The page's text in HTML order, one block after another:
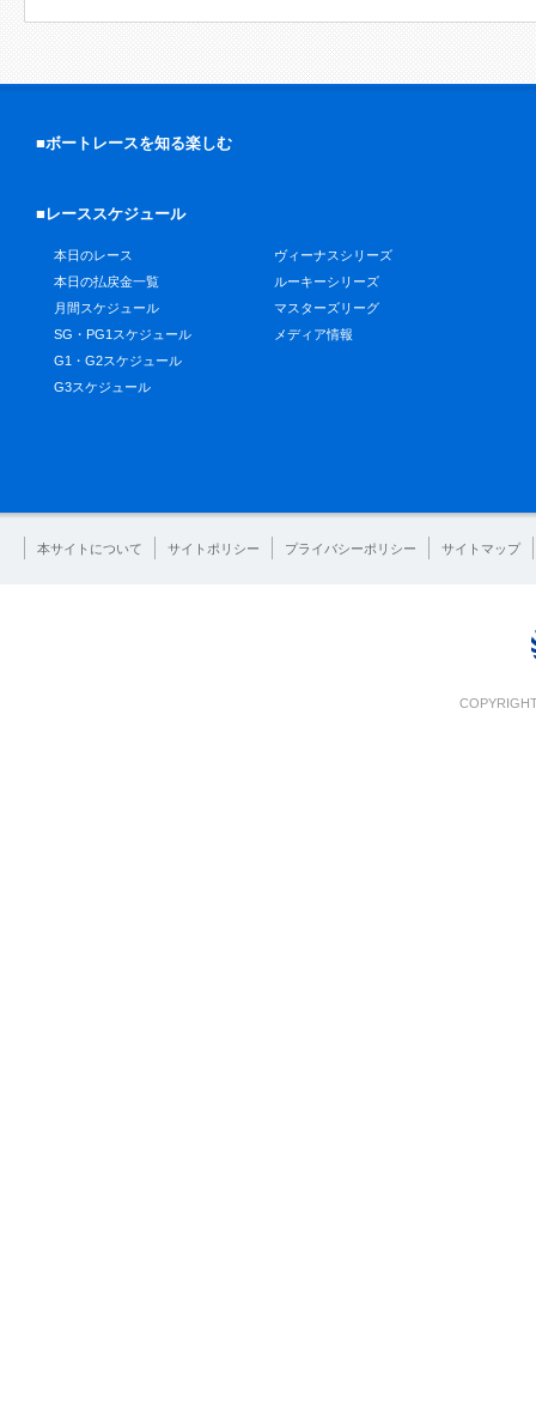
■ボートレースを知る楽しむ
■レーススケジュール
本日のレース
本日の払戻金一覧
月間スケジュール
SG・PG1スケジュール
G1・G2スケジュール
G3スケジュール
ヴィーナスシリーズ
ルーキーシリーズ
マスターズリーグ
メディア情報
本サイトについて サイトポリシー プライバシーポリシー サイトマップ